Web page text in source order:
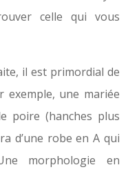
celle qui vous
il est primordial de
exemple, une mariée
poire (hanches plus
d’une robe en A qui
morphologie en